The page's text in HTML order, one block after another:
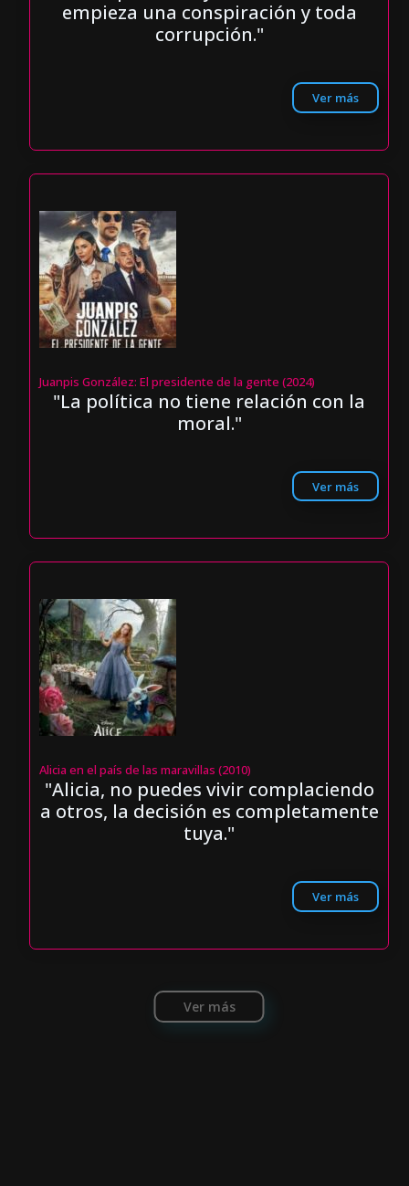
empieza una conspiración y toda
corrupción."
Ver más
Juanpis González: El presidente de la gente (2024)
"La política no tiene relación con la
moral."
Ver más
Alicia en el país de las maravillas (2010)
"Alicia, no puedes vivir complaciendo
a otros, la decisión es completamente
tuya."
Ver más
Ver más